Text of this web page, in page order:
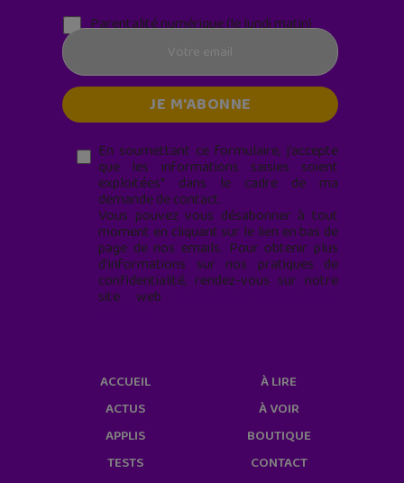
Parentalité numérique (le lundi matin)
En soumettant ce formulaire, j’accepte
que les informations saisies soient
exploitées* dans le cadre de ma
demande de contact.
Vous pouvez vous désabonner à tout
moment en cliquant sur le lien en bas de
page de nos emails. Pour obtenir plus
d'informations sur nos pratiques de
confidentialité, rendez-vous sur notre
site web
ACCUEIL
ACTUS
APPLIS
TESTS
À LIRE
À VOIR
BOUTIQUE
CONTACT